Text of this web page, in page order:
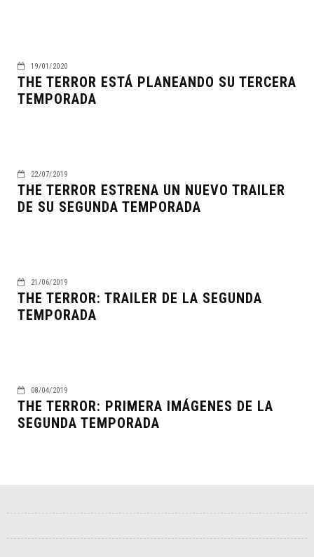
19/01/2020
THE TERROR ESTÁ PLANEANDO SU TERCERA
TEMPORADA
22/07/2019
THE TERROR ESTRENA UN NUEVO TRAILER
DE SU SEGUNDA TEMPORADA
21/06/2019
THE TERROR: TRAILER DE LA SEGUNDA
TEMPORADA
08/04/2019
THE TERROR: PRIMERA IMÁGENES DE LA
SEGUNDA TEMPORADA